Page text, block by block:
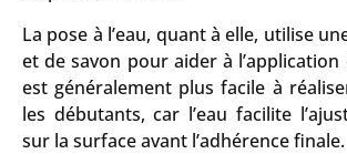
La pose à l’eau, quant à elle, utilise
et de savon pour aider à l’application
est généralement plus facile à
les débutants, car l’eau facilite
sur la surface avant l’adhérence finale.